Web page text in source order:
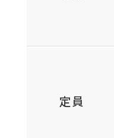
定員